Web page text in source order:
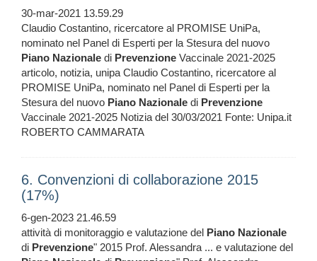
30-mar-2021 13.59.29
Claudio Costantino, ricercatore al PROMISE UniPa,
nominato nel Panel di Esperti per la Stesura del nuovo
Piano Nazionale di Prevenzione Vaccinale 2021-2025
articolo, notizia, unipa Claudio Costantino, ricercatore al
PROMISE UniPa, nominato nel Panel di Esperti per la
Stesura del nuovo Piano Nazionale di Prevenzione
Vaccinale 2021-2025 Notizia del 30/03/2021 Fonte: Unipa.it
ROBERTO CAMMARATA
6. Convenzioni di collaborazione 2015
(17%)
6-gen-2023 21.46.59
attività di monitoraggio e valutazione del Piano Nazionale
di Prevenzione" 2015 Prof. Alessandra ... e valutazione del